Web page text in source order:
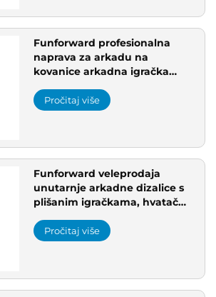
Funforward profesionalna
naprava za arkadu na
kovanice arkadna igračka
profesionalne proizvođače
arkada
Pročitaj više
Funforward veleprodaja
unutarnje arkadne dizalice s
plišanim igračkama, hvatač
tvornice, kineski proizvođač
nagradnih mašina
Pročitaj više